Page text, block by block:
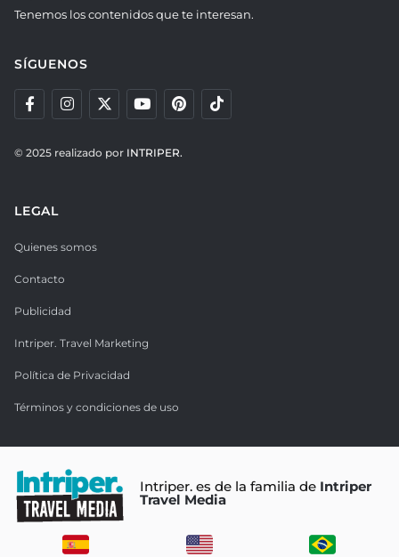
Tenemos los contenidos que te interesan.
SÍGUENOS
© 2025 realizado por INTRIPER.
LEGAL
Quienes somos
Contacto
Publicidad
Intriper. Travel Marketing
Política de Privacidad
Términos y condiciones de uso
Intriper. es de la familia de Intriper
Travel Media